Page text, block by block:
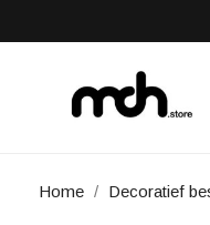
Home Decoratief